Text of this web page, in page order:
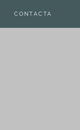
CONTACTA